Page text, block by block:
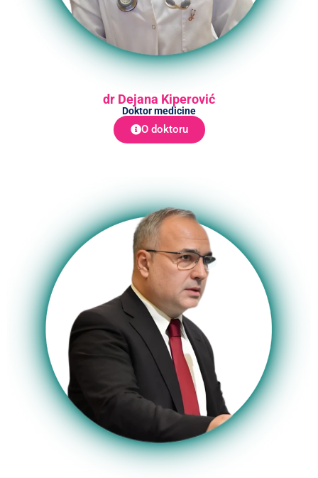
dr Dejana Kiperović
Doktor medicine
O doktoru